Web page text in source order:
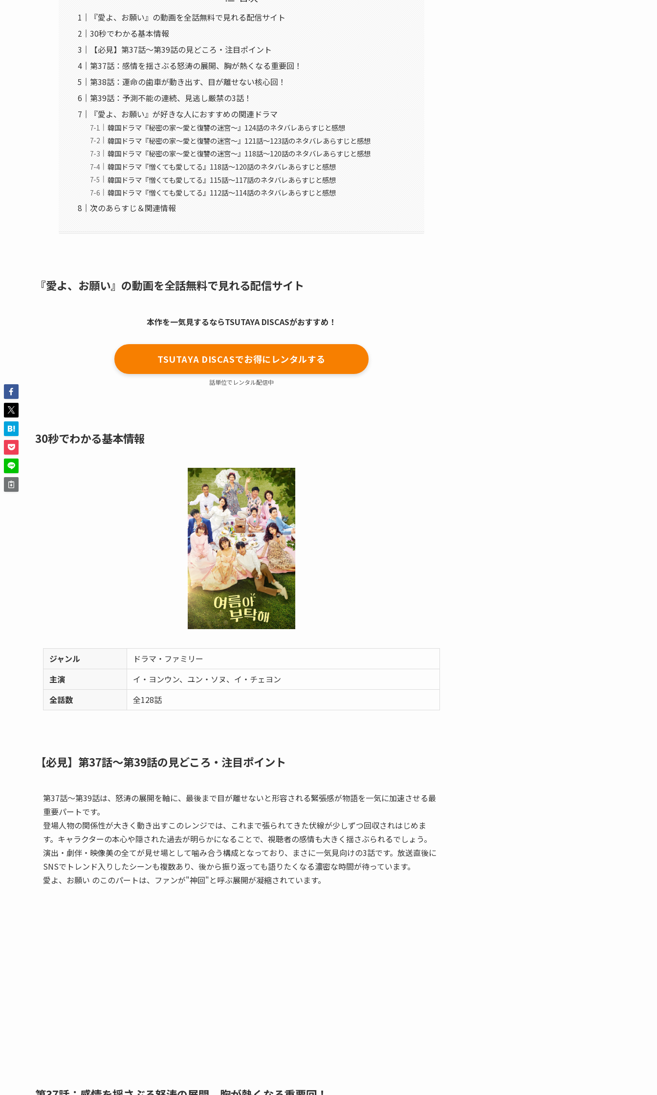
『愛よ、お願い』の動画を全話無料で見れる配信サイト
30秒でわかる基本情報
【必見】第37話〜第39話の見どころ・注目ポイント
第37話：感情を揺さぶる怒涛の展開、胸が熱くなる重要回！
第38話：運命の歯車が動き出す、目が離せない核心回！
第39話：予測不能の連続、見逃し厳禁の3話！
『愛よ、お願い』が好きな人におすすめの関連ドラマ
韓国ドラマ『秘密の家〜愛と復讐の迷宮〜』124話のネタバレあらすじと感想
韓国ドラマ『秘密の家〜愛と復讐の迷宮〜』121話〜123話のネタバレあらすじと感想
韓国ドラマ『秘密の家〜愛と復讐の迷宮〜』118話〜120話のネタバレあらすじと感想
韓国ドラマ『憎くても愛してる』118話〜120話のネタバレあらすじと感想
韓国ドラマ『憎くても愛してる』115話〜117話のネタバレあらすじと感想
韓国ドラマ『憎くても愛してる』112話〜114話のネタバレあらすじと感想
次のあらすじ＆関連情報
『愛よ、お願い』の動画を全話無料で見れる配信サイト
本作を一気見するならTSUTAYA DISCASがおすすめ！
TSUTAYA DISCASでお得にレンタルする
話単位でレンタル配信中
30秒でわかる基本情報
ジャンル
ドラマ・ファミリー
主演
イ・ヨンウン、ユン・ソヌ、イ・チェヨン
全話数
全128話
【必見】第37話〜第39話の見どころ・注目ポイント
第37話〜第39話は、怒涛の展開を軸に、最後まで目が離せないと形容される緊張感が物語を一気に加速させる最
重要パートです。
登場人物の関係性が大きく動き出すこのレンジでは、これまで張られてきた伏線が少しずつ回収されはじめま
す。キャラクターの本心や隠された過去が明らかになることで、視聴者の感情も大きく揺さぶられるでしょう。
演出・劇伴・映像美の全てが見せ場として噛み合う構成となっており、まさに一気見向けの3話です。放送直後に
SNSでトレンド入りしたシーンも複数あり、後から振り返っても語りたくなる濃密な時間が待っています。
愛よ、お願い のこのパートは、ファンが"神回"と呼ぶ展開が凝縮されています。